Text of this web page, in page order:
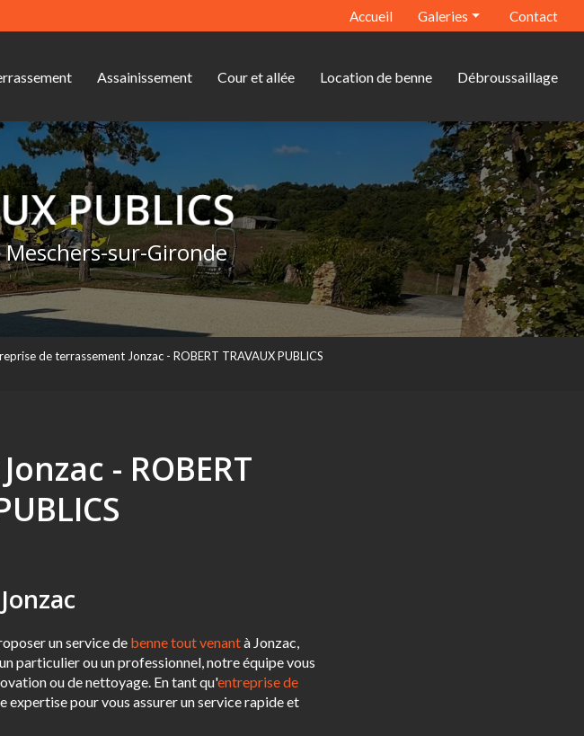
Accueil
Galeries
Assainissement
Location de benne
Débroussaillage
Contact
Assainissement Cour et allée Location de benne Débroussaillage
sur-Gironde
de terrassement Jonzac - ROBERT TRAVAUX PUBLICS
- ROBERT
un service de benne tout venantà Jonzac,
particulier ou un professionnel, notre équipe vous
ou de nettoyage. En tant qu'entreprise de
pour vous assurer un service rapide et